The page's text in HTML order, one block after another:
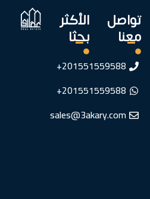
تواصل
معنا
201551559588+
201551559588+
sales@3akary.com
الأكثر
بحثا